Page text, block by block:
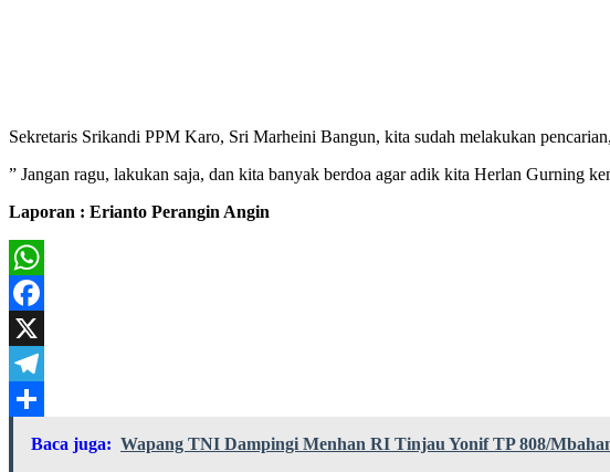
Sekretaris Srikandi PPM Karo, Sri Marheini Bangun, kita sudah melakukan
” Jangan ragu, lakukan saja, dan kita banyak berdoa agar adik kita Herlan Gurning
Laporan : Erianto Perangin Angin
WhatsApp
Facebook
X
Telegram
Share
Baca juga: Wapang TNI Dampingi Menhan RI Tinjau Yonif TP 808/